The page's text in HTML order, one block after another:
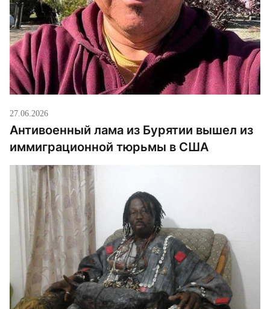
27.06.2026
Антивоенный лама из Бурятии вышел из
иммиграционной тюрьмы в США